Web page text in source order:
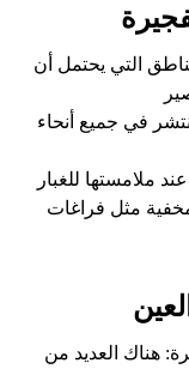
التي يحتمل أن
في جميع أنحاء
ملامستها للغبار
مثل فراغات
هناك العديد من